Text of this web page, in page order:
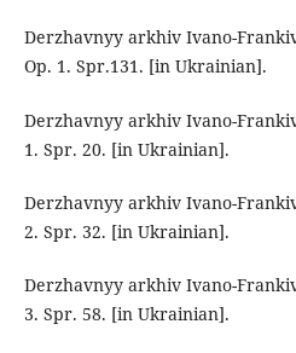
Derzhavnyy arkhiv Ivano-
Op. 1. Spr.131. [in Ukrainian].
Derzhavnyy arkhiv Ivano-
1. Spr. 20. [in Ukrainian].
Derzhavnyy arkhiv Ivano-
2. Spr. 32. [in Ukrainian].
Derzhavnyy arkhiv Ivano-
3. Spr. 58. [in Ukrainian].